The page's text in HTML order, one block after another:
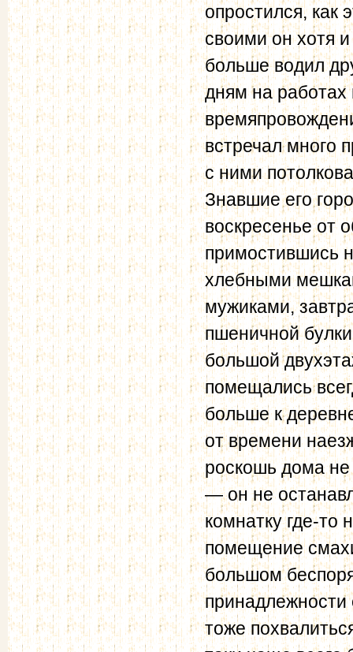
опростился, как
своими он хотя
больше водил
дням на
встречал много
с ними
Знавшие его
воскресенье от
примостившись
хлебными
мужиками,
пшеничной
большой
помещались
больше к
от времени
роскошь дома не
— он не
комнатку где-
помещение
большом
принадлежности
тоже